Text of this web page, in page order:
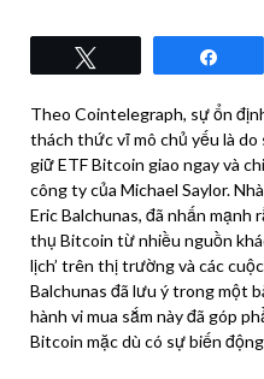
Theo Cointelegraph, sự ổn
thách thức vĩ mô chủ yếu là do
giữ ETF Bitcoin giao ngay và
công ty của Michael Saylor.
Eric Balchunas, đã nhấn
thụ Bitcoin từ nhiều nguồn
lịch’ trên thị trường và các
Balchunas đã lưu ý trong một
hành vi mua sắm này đã góp
Bitcoin mặc dù có sự biến